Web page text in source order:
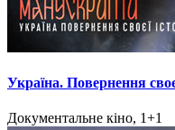
Україна. Повернення
Документальне кіно, 1+1